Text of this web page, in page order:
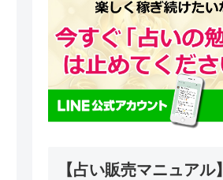
【占い販売マニュアル】